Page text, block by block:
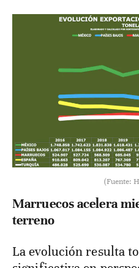
(Fuente:
Marruecos acelera
terreno
La evolución resulta